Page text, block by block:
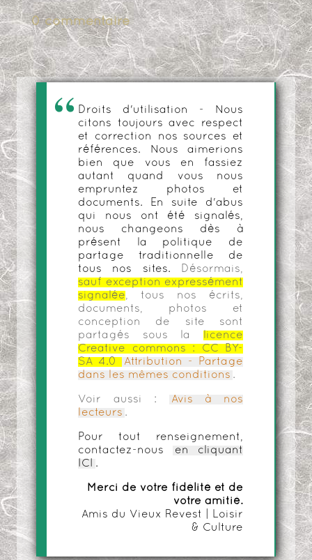
0 commentaire
Droits d'utilisation - Nous
citons toujours avec respect
et correction nos sources et
références. Nous aimerions
bien que vous en fassiez
autant quand vous nous
empruntez photos et
documents. En suite d'abus
qui nous ont été signalés,
nous changeons dès à
présent la politique de
partage traditionnelle de
tous nos sites.
Désormais,
sauf exception expressément
signalée , tous nos écrits,
documents, photos et
conception de site sont
partagés sous la
licence
Creative commons :
CC BY-
SA 4.0
Attribution - Partage
dans les mêmes conditions .
Voir aussi :
Avis à nos
lecteurs .
Pour tout renseignement,
contactez-nous
en cliquant
ICI
.
Merci de votre fidélité et de
votre amitié.
Amis du Vieux Revest | Loisir
& Culture